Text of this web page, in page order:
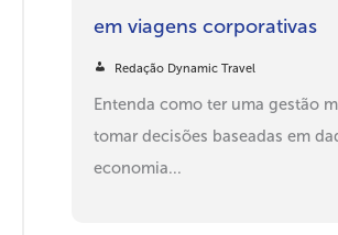
em viagens corporativas
Redação Dynamic Travel
Entenda como ter uma gestão
tomar decisões baseadas em
economia...